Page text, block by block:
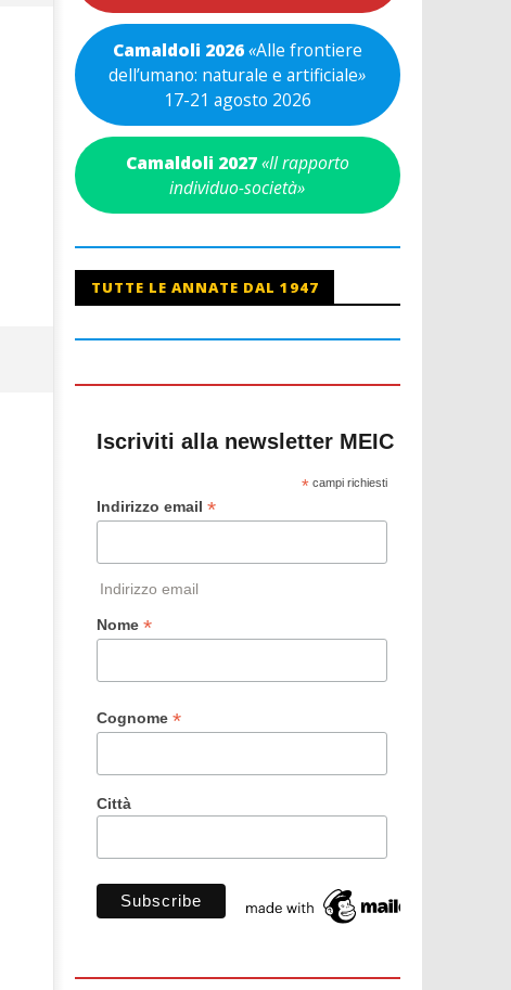
Camaldoli 2026«Alle frontiere
dell’umano: naturale e artificiale»
17-21 agosto 2026
Camaldoli 2027 «Il rapporto
individuo-società»
TUTTE LE ANNATE DAL 1947
Iscriviti alla newsletter MEIC
* campi richiesti
Indirizzo email *
Indirizzo email
Nome *
Cognome *
Città